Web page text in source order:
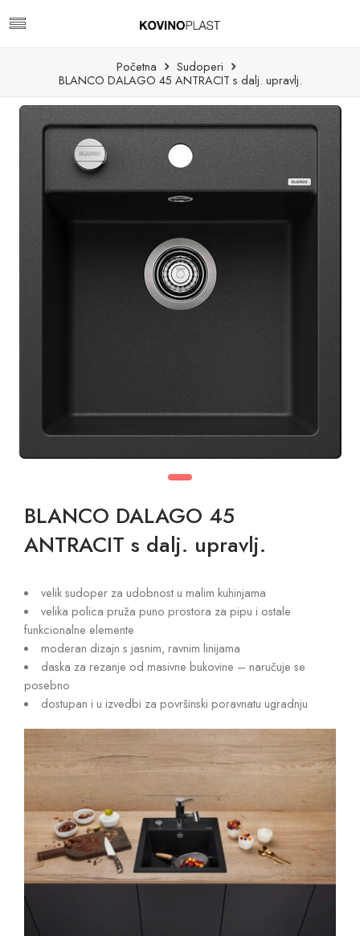
Početna
Sudoperi
BLANCO DALAGO 45 ANTRACIT s dalj. upravlj.
BLANCO DALAGO 45
ANTRACIT s dalj. upravlj.
velik sudoper za udobnost u malim kuhinjama
velika polica pruža puno prostora za pipu i ostale
funkcionalne elemente
moderan dizajn s jasnim, ravnim linijama
daska za rezanje od masivne bukovine – naručuje se
posebno
dostupan i u izvedbi za površinski poravnatu ugradnju